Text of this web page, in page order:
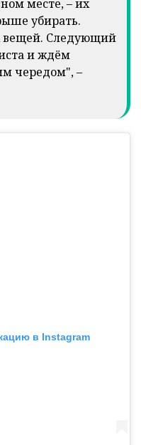
месте, – их
убирать.
вещей. Следующий
и ждём
чередом", –
в Instagram